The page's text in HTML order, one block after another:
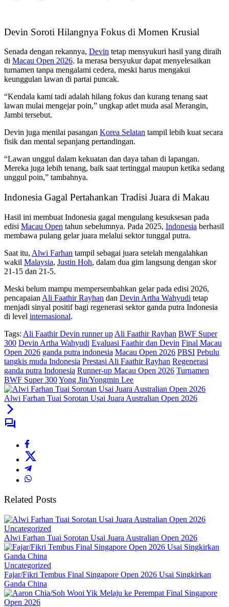
Devin Soroti Hilangnya Fokus di Momen Krusial
Senada dengan rekannya, Devin tetap mensyukuri hasil yang diraih
di Macau Open 2026. Ia merasa bersyukur dapat menyelesaikan
turnamen tanpa mengalami cedera, meski harus mengakui
keunggulan lawan di partai puncak.
“Kendala kami tadi adalah hilang fokus dan kurang tenang saat
lawan mulai mengejar poin,” ungkap atlet muda asal Merangin,
Jambi tersebut.
Devin juga menilai pasangan Korea Selatan tampil lebih kuat secara
fisik dan mental sepanjang pertandingan.
“Lawan unggul dalam kekuatan dan daya tahan di lapangan.
Mereka juga lebih tenang, baik saat tertinggal maupun ketika sedang
unggul poin,” tambahnya.
Indonesia Gagal Pertahankan Tradisi Juara di Makau
Hasil ini membuat Indonesia gagal mengulang kesuksesan pada
edisi Macau Open tahun sebelumnya. Pada 2025, Indonesia berhasil
membawa pulang gelar juara melalui sektor tunggal putra.
Saat itu, Alwi Farhan tampil sebagai juara setelah mengalahkan
wakil Malaysia, Justin Hoh, dalam dua gim langsung dengan skor
21-15 dan 21-5.
Meski belum mampu mempersembahkan gelar pada edisi 2026,
pencapaian Ali Faathir Rayhan dan Devin Artha Wahyudi tetap
menjadi sinyal positif bagi regenerasi sektor ganda putra Indonesia
di level internasional.
Tags: Ali Faathir Devin runner up Ali Faathir Rayhan BWF Super
300 Devin Artha Wahyudi Evaluasi Faathir dan Devin Final Macau
Open 2026 ganda putra indonesia Macau Open 2026 PBSI Pebulu
tangkis muda Indonesia Prestasi Ali Faathir Rayhan Regenerasi
ganda putra Indonesia Runner-up Macau Open 2026 Turnamen
BWF Super 300Yong Jin/Yongmin Lee
Alwi Farhan Tuai Sorotan Usai Juara Australian Open 2026
Related Posts
Uncategorized
Alwi Farhan Tuai Sorotan Usai Juara Australian Open 2026
Uncategorized
Fajar/Fikri Tembus Final Singapore Open 2026 Usai Singkirkan
Ganda China